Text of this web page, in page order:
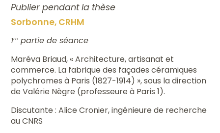
Publier pendant la thèse
Sorbonne, CRHM
1re partie de séance
Maréva Briaud, « Architecture, artisanat et
commerce. La fabrique des façades céramiques
polychromes à Paris (1827-1914) », sous la direction
de Valérie Nègre (professeure à Paris 1).
Discutante : Alice Cronier, ingénieure de recherche
au CNRS